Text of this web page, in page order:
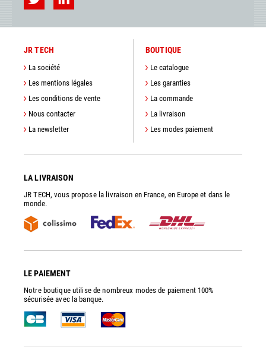
JR TECH
La société
Les mentions légales
Les conditions de vente
Nous contacter
La newsletter
BOUTIQUE
Le catalogue
Les garanties
La commande
La livraison
Les modes paiement
LA LIVRAISON
JR TECH, vous propose la livraison en France, en Europe et dans le
monde.
LE PAIEMENT
Notre boutique utilise de nombreux modes de paiement 100%
sécurisée avec la banque.